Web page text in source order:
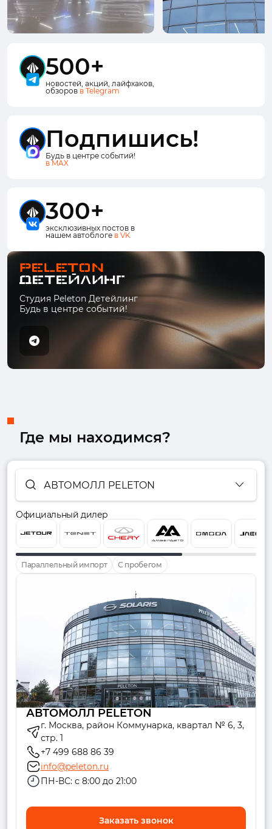
500+
новостей, акций, лайфхаков,
обзоров в Telegram
Подпишись!
Будь в центре событий!
в MAX
300+
эксклюзивных постов в
нашем автоблоге в VK
Студия Peleton Детейлинг
Будь в центре событий!
Где мы находимся?
АВТОМОЛЛ PELETON
Официальный дилер
Параллельный импорт С пробегом
АВТОМОЛЛ PELETON
г. Москва, район Коммунарка, квартал № 6, 3,
стр. 1
+7 499 688 86 39
info@peleton.ru
ПН-ВС: с 8:00 до 21:00
Заказать звонок